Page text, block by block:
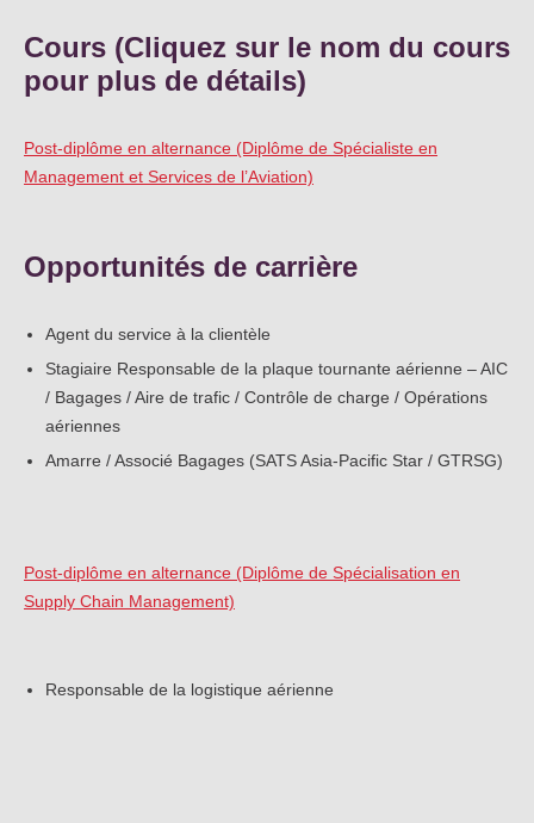
Cours (Cliquez sur le nom du cours
pour plus de détails)
Post-diplôme en alternance (Diplôme de Spécialiste en
Management et Services de l’Aviation)
Opportunités de carrière
Agent du service à la clientèle
Stagiaire Responsable de la plaque tournante aérienne – AIC
/ Bagages / Aire de trafic / Contrôle de charge / Opérations
aériennes
Amarre / Associé Bagages (SATS Asia-Pacific Star / GTRSG)
Post-diplôme en alternance (Diplôme de Spécialisation en
Supply Chain Management)
Responsable de la logistique aérienne